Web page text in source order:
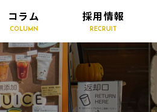
コラム
COLUMN
採用情報
RECRUIT